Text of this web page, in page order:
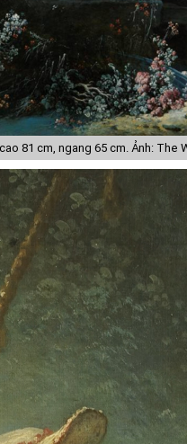
81 cm, ngang 65 cm. Ảnh: The